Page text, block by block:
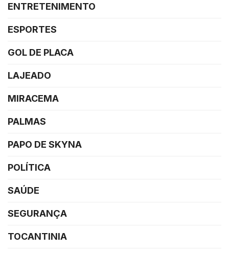
ENTRETENIMENTO
ESPORTES
GOL DE PLACA
LAJEADO
MIRACEMA
PALMAS
PAPO DE SKYNA
POLÍTICA
SAÚDE
SEGURANÇA
TOCANTINIA